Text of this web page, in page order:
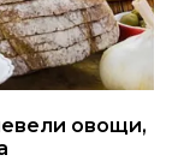
овощи,